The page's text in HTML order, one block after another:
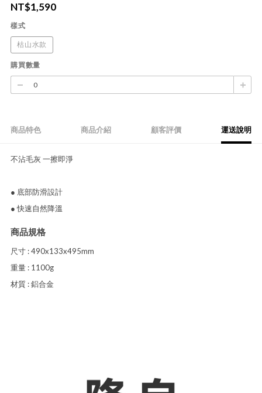
NT$1,590
樣式
枯山水款
購買數量
商品特色 商品介紹 顧客評價 運送說明
不沾毛灰 一擦即淨
● 底部防滑設計
● 快速自然降溫
商品規格
尺寸 : 490x133x495mm
重量 : 1100g
材質 : 鋁合金